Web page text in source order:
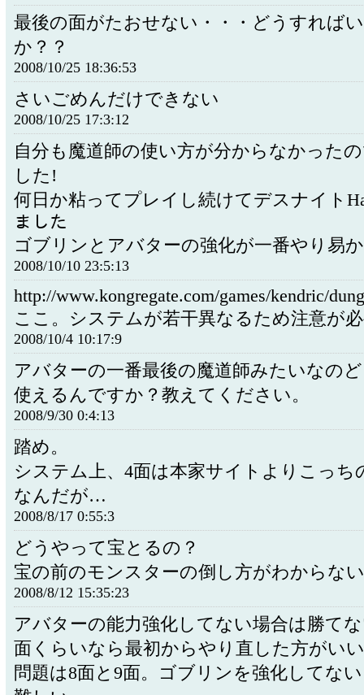
最後の面がたおせない・・・どうすれば
か？？
2008/10/25 18:36:53
さいごめんだけできない
2008/10/25 17:3:12
自分も魔道師の使い方が分からなかった
した!
何日か粘ってプレイし続けてデスナイト
ました
ゴブリンとアバターの強化が一番やり易
2008/10/10 23:5:13
http://www.kongregate.com/games/kendric/
ここ。システムが若干異なるため注意が
2008/10/4 10:17:9
アバターの一番最後の魔道師みたいなの
使えるんですか？教えてください。
2008/9/30 0:4:13
踏め。
システム上、4面は本家サイトよりこっち
なんだが…
2008/8/17 0:55:3
どうやって宝とるの？
宝の前のモンスターの倒し方がわからない
2008/8/12 15:35:23
アバターの能力強化してない場合は勝て
面くらいなら最初からやり直した方がい
問題は8面と9面。ゴブリンを強化してな